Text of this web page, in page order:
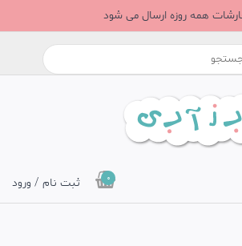
همه روزه ارسال می شود
0 ثبت نام / ورود